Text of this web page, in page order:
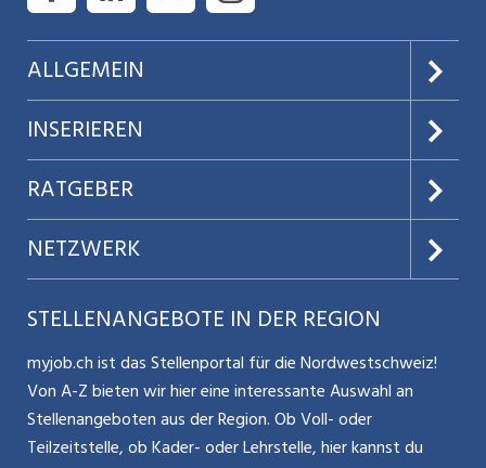
ALLGEMEIN
Über uns
AGB
Datenschutz
Nutzungsbedingungen
Glossar
Kontakt
Impressum
INSERIEREN
Preise & Leistungen
Jobs verwalten
Benutzermanual
Bewerber-Cockpit
RATGEBER
Teilzeit / Flexible Arbeitsmodelle
Mitarbeiter 50+ / Pensionierung
Karriere allgemein
NETZWERK
Aargauerzeitung.ch
CH Media
ostjob.ch
zentraljob.ch
STELLENANGEBOTE IN DER REGION
myjob.ch ist das Stellenportal für die Nordwestschweiz!
Von A-Z bieten wir hier eine interessante Auswahl an
Stellenangeboten aus der Region. Ob Voll- oder
Teilzeitstelle, ob Kader- oder Lehrstelle, hier kannst du